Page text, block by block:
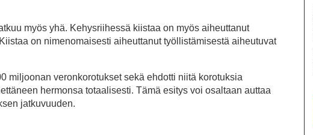
myös yhä. Kehysriihessä kiistaa on myös aiheuttanut
on nimenomaisesti aiheuttanut työllistämisestä aiheutuvat
miljoonan veronkorotukset sekä ehdotti niitä korotuksia
hermonsa totaalisesti. Tämä esitys voi osaltaan auttaa
jatkuvuuden.